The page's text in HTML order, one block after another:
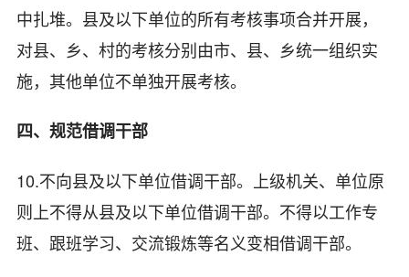
中扎堆。县及以下单位的所有考核事项合并开展，
对县、乡、村的考核分别由市、县、乡统一组织实
施，其他单位不单独开展考核。
四、规范借调干部
10.不向县及以下单位借调干部。上级机关、单位原
则上不得从县及以下单位借调干部。不得以工作专
班、跟班学习、交流锻炼等名义变相借调干部。